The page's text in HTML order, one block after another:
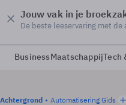
Jouw vak in je
De beste leeservaring met de
BusinessMaatschappijTech
Achtergrond Automatisering Gids